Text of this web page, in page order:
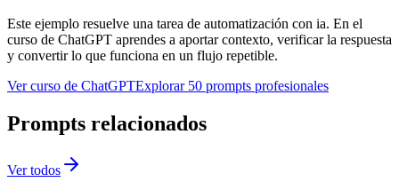
Este ejemplo resuelve una tarea de automatización con ia. En el
curso de ChatGPT aprendes a aportar contexto, verificar la respuesta
y convertir lo que funciona en un flujo repetible.
Ver curso de ChatGPTExplorar 50 prompts profesionales
Prompts relacionados
Ver todos